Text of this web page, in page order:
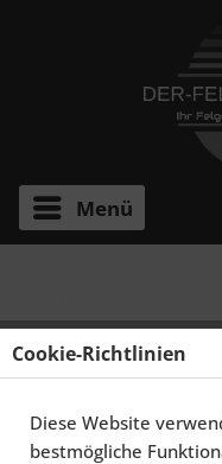
Menü
SCHMIDT FELGEN
911 TYP 991,
Cookie-Richtlinien
Diese Website
bestmögliche